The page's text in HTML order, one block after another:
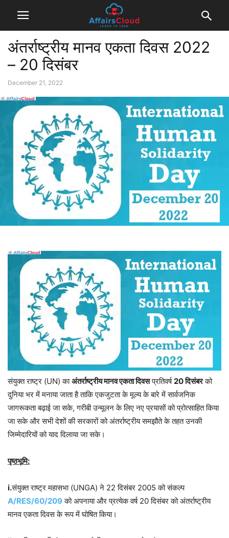
अंतर्राष्ट्रीय मानव एकता दिवस 2022
– 20 दिसंबर
December 21, 2022
संयुक्त राष्ट्र (UN) काअंतर्राष्ट्रीय मानव एकता दिवसप्रतिवर्ष20 दिसंबरको
दुनिया भर में मनाया जाता है ताकि एकजुटता के मूल्य के बारे में सार्वजनिक
जागरूकता बढ़ाई जा सके, गरीबी उन्मूलन के लिए नए प्रयासों को प्रोत्साहित किया
जा सके और सभी देशों की सरकारों को अंतर्राष्ट्रीय समझौते के तहत उनकी
जिम्मेदारियों को याद दिलाया जा सके।
पृष्ठभूमि:
i.संयुक्त राष्ट्र महासभा (UNGA) ने 22 दिसंबर 2005 को संकल्प
A/RES/60/209 को अपनाया और प्रत्येक वर्ष 20 दिसंबर को अंतर्राष्ट्रीय
मानव एकता दिवस के रूप में घोषित किया।